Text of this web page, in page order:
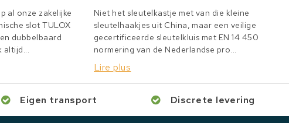
al onze zakelijke
slot TULOX
dubbelbaard
altijd...
Niet het sleutelkastje met van die kleine
sleutelhaakjes uit China, maar een veilige
gecertificeerde sleutelkluis met EN 14 450
normering van de Nederlandse pro...
Lire plus
Eigen transport Discrete levering